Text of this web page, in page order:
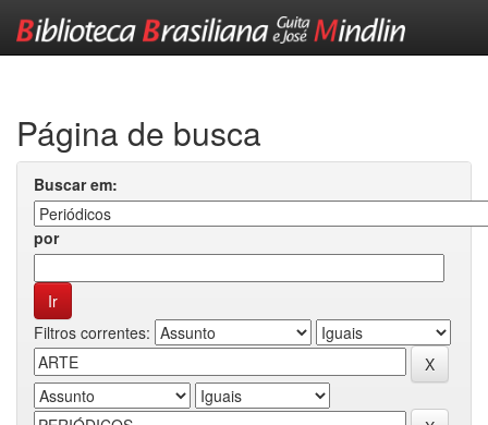
Página de busca
Buscar em:
por
Filtros correntes: